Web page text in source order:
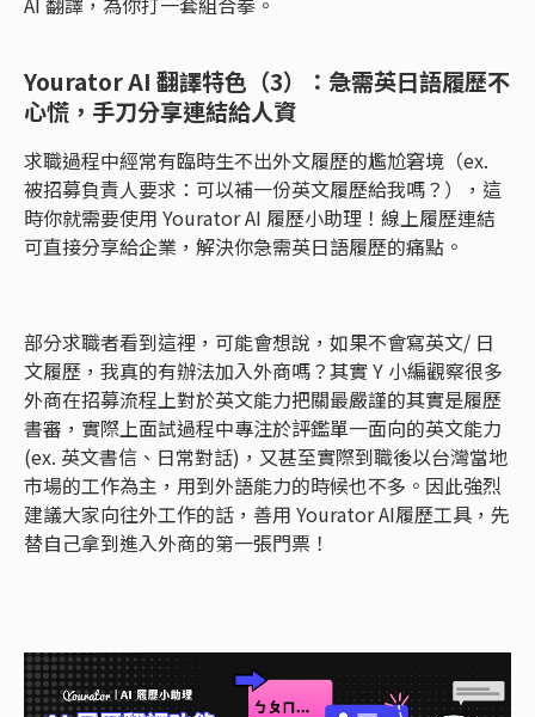
Yourator AI 翻譯特色（3）：急需英日語履歷不
心慌，手刀分享連結給人資
求職過程中經常有臨時生不出外文履歷的尷尬窘境（ex.
被招募負責人要求：可以補一份英文履歷給我嗎？），這
時你就需要使用 Yourator AI 履歷小助理！線上履歷連結
可直接分享給企業，解決你急需英日語履歷的痛點。
部分求職者看到這裡，可能會想說，如果不會寫英文/ 日
文履歷，我真的有辦法加入外商嗎？其實 Y 小編觀察很多
外商在招募流程上對於英文能力把關最嚴謹的其實是履歷
書審，實際上面試過程中專注於評鑑單一面向的英文能力
(ex. 英文書信、日常對話)，又甚至實際到職後以台灣當地
市場的工作為主，用到外語能力的時候也不多。因此強烈
建議大家向往外工作的話，善用 Yourator AI履歷工具，先
替自己拿到進入外商的第一張門票！